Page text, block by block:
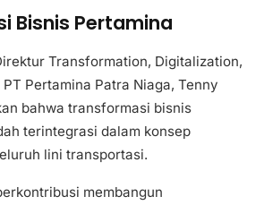
Bisnis Pertamina
Transformation, Digitalization,
Pertamina Patra Niaga, Tenny
bahwa transformasi bisnis
terintegrasi dalam konsep
lini transportasi.
membangun